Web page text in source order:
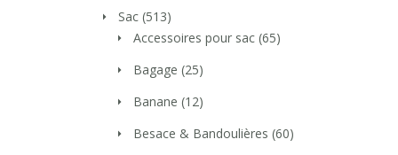
Sac (513)
Accessoires pour sac (65)
Bagage (25)
Banane (12)
Besace & Bandoulières (60)